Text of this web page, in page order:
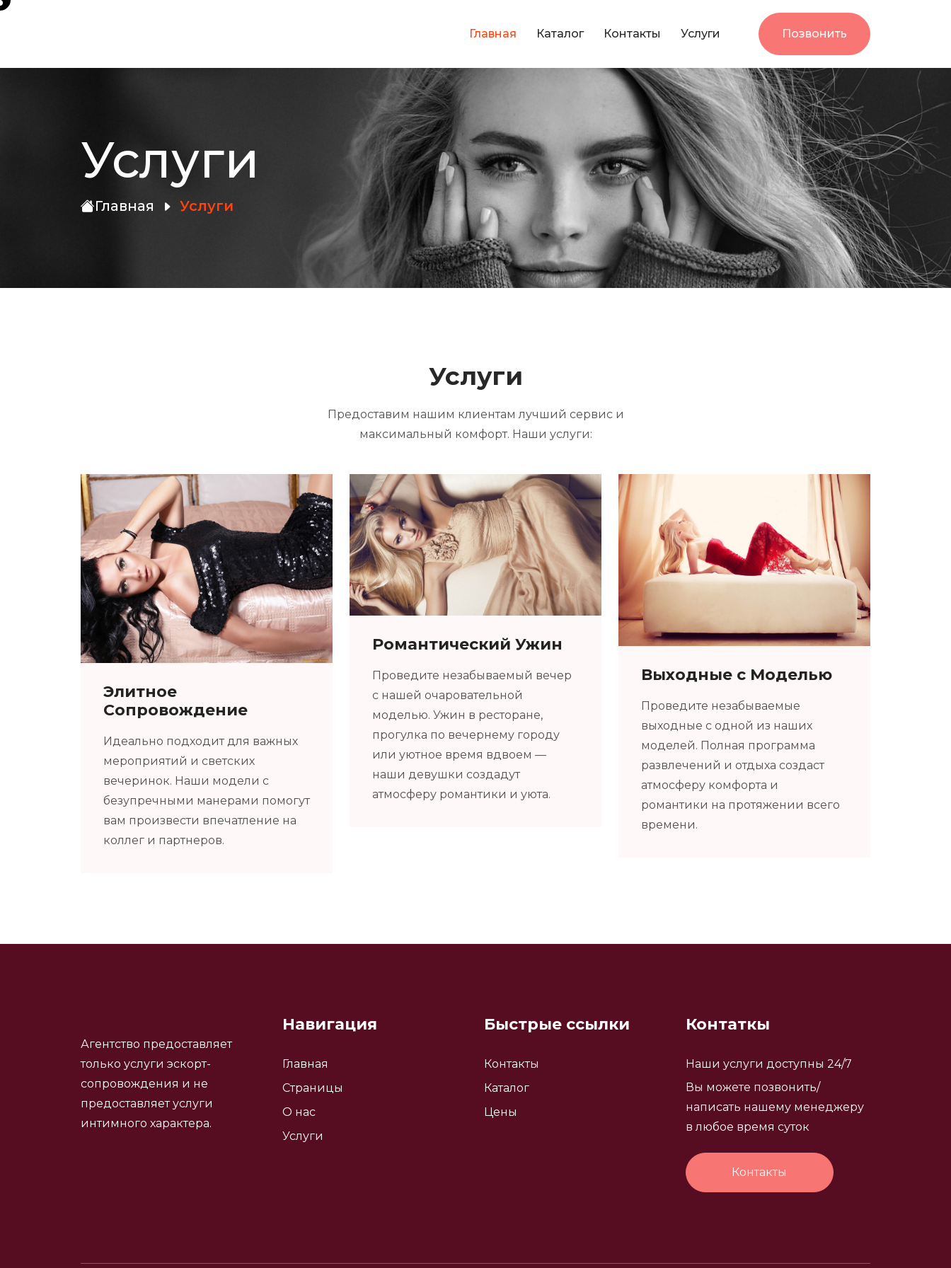
Главная Каталог Контакты Услуги Позвонить
Услуги
Главная Услуги
Услуги
Предоставим нашим клиентам лучший сервис и
максимальный комфорт. Наши услуги:
Элитное
Сопровождение
Идеально подходит для важных
мероприятий и светских
вечеринок. Наши модели с
безупречными манерами помогут
вам произвести впечатление на
коллег и партнеров.
Романтический Ужин
Проведите незабываемый вечер
с нашей очаровательной
моделью. Ужин в ресторане,
прогулка по вечернему городу
или уютное время вдвоем —
наши девушки создадут
атмосферу романтики и уюта.
Выходные с Моделью
Проведите незабываемые
выходные с одной из наших
моделей. Полная программа
развлечений и отдыха создаст
атмосферу комфорта и
романтики на протяжении всего
времени.
Агентство предоставляет
только услуги эскорт-
сопровождения и не
предоставляет услуги
интимного характера.
Навигация
Главная
Страницы
О нас
Услуги
Быстрые ссылки
Контакты
Каталог
Цены
Контаткы
Наши услуги доступны 24/7
Вы можете позвонить/
написать нашему менеджеру
в любое время суток
Контакты